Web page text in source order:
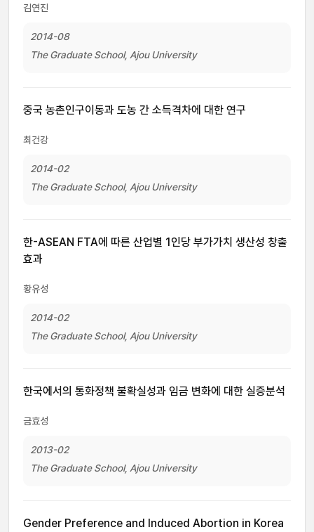
김연진
2014-08
The Graduate School, Ajou University
중국 농촌인구이동과 도농 간 소득격차에 대한 연구
최건강
2014-02
The Graduate School, Ajou University
한-ASEAN FTA에 따른 산업별 1인당 부가가치 생산성 창출
효과
황유성
2014-02
The Graduate School, Ajou University
한국에서의 통화정책 불확실성과 임금 변화에 대한 실증분석
금효성
2013-02
The Graduate School, Ajou University
Gender Preference and Induced Abortion in Korea